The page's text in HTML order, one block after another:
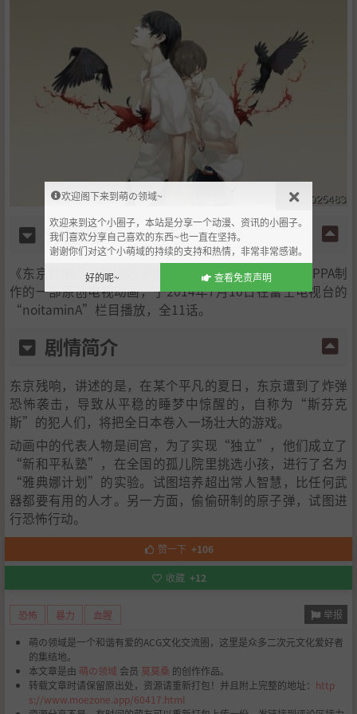
作品简介
《东京残响》（残响のテロル）是由日本动画公司MAPPA制
作的一部原创电视动画，于2014年7月10日在富士电视台的
“noitaminA”栏目播放，全11话。
剧情简介
东京残响，讲述的是，在某个平凡的夏日，东京遭到了炸弹
恐怖袭击，导致从平稳的睡梦中惊醒的，自称为“斯芬克
斯”的犯人们，将把全日本卷入一场壮大的游戏。
动画中的代表人物是间宫，为了实现“独立”，他们成立了
“新和平私塾”，在全国的孤儿院里挑选小孩，进行了名为
“雅典娜计划”的实验。试图培养超出常人智慧，比任何武
器都要有用的人才。另一方面，偷偷研制的原子弹，试图进
行恐怖行动。
赞一下 +106
收藏 +12
恐怖 暴力 血腥 举报
萌の领域是一个和谐有爱的ACG文化交流圈，这里是众多二次元文化爱好者
的集结地。
本文章是由 萌の领域 会员 莫莫桑 的创作作品。
转载文章时请保留原出处，资源请重新打包！并且附上完整的地址： http
s://www.moezone.app/60417.html
欢迎阁下来到萌の领域~
欢迎来到这个小圈子，本站是分享一个动漫、资讯的小圈子。
我们喜欢分享自己喜欢的东西~也一直在坚持。
谢谢你们对这个小萌域的持续的支持和热情，非常非常感谢。
好的呢~
查看免责声明